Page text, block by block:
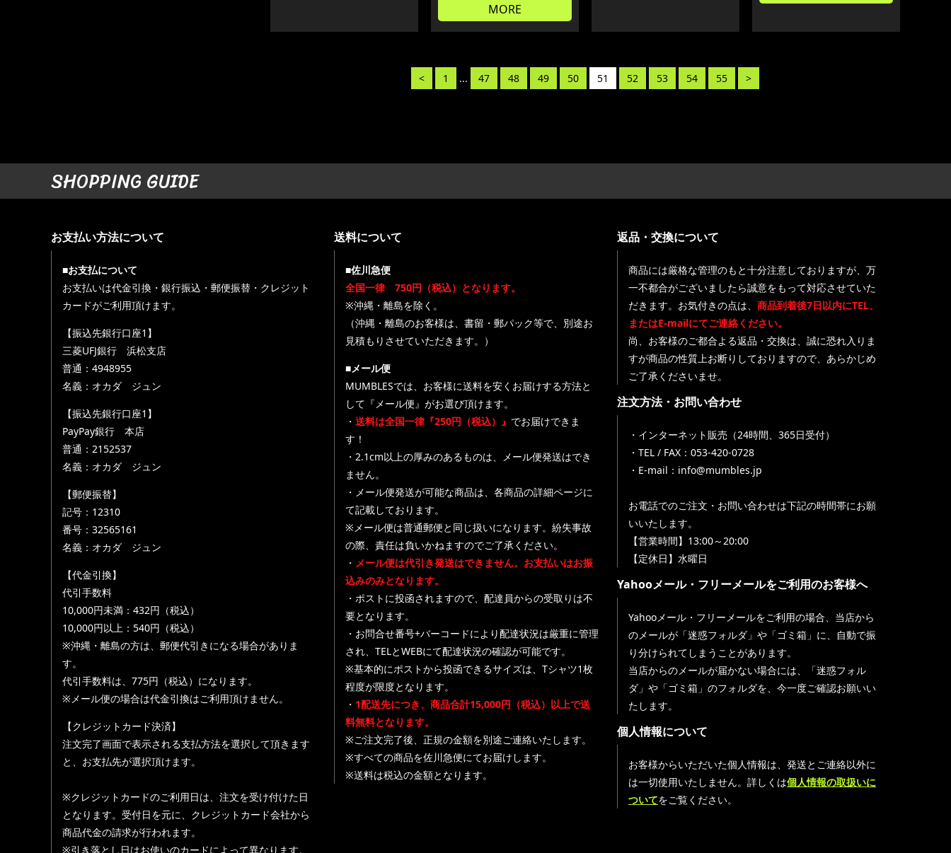
MORE
< 1 ... 47 48 49 50 51 52 53 54 55 >
SHOPPING GUIDE
お支払い方法について
■お支払について
お支払いは代金引換・銀行振込・郵便振替・クレジット
カードがご利用頂けます。
【振込先銀行口座1】
三菱UFJ銀行 浜松支店
普通：4948955
名義：オカダ ジュン
【振込先銀行口座1】
PayPay銀行 本店
普通：2152537
名義：オカダ ジュン
【郵便振替】
記号：12310
番号：32565161
名義：オカダ ジュン
【代金引換】
代引手数料
10,000円未満：432円（税込）
10,000円以上：540円（税込）
※沖縄・離島の方は、郵便代引きになる場合がありま
す。
代引手数料は、775円（税込）になります。
※メール便の場合は代金引換はご利用頂けません。
【クレジットカード決済】
注文完了画面で表示される支払方法を選択して頂きます
と、お支払先が選択頂けます。
※クレジットカードのご利用日は、注文を受け付けた日
となります。受付日を元に、クレジットカード会社から
商品代金の請求が行われます。
※引き落とし日はお使いのカードによって異なります。
送料について
■佐川急便
全国一律 750円（税込）となります。
※沖縄・離島を除く。
（沖縄・離島のお客様は、書留・郵パック等で、別途お
見積もりさせていただきます。）
■メール便
MUMBLESでは、お客様に送料を安くお届けする方法と
して『メール便』がお選び頂けます。
・ 送料は全国一律『250円（税込）』 でお届けできま
す！
・2.1cm以上の厚みのあるものは、メール便発送はでき
ません。
・メール便発送が可能な商品は、各商品の詳細ページに
て記載しております。
※メール便は普通郵便と同じ扱いになります。紛失事故
の際、責任は負いかねますのでご了承ください。
・ メール便は代引き発送はできません。お支払いはお振
込みのみとなります。
・ポストに投函されますので、配達員からの受取りは不
要となります。
・お問合せ番号+バーコードにより配達状況は厳重に管理
され、TELとWEBにて配達状況の確認が可能です。
※基本的にポストから投函できるサイズは、Tシャツ1枚
程度が限度となります。
・ 1配送先につき、商品合計15,000円（税込）以上で送
料無料となります。
※ご注文完了後、正規の金額を別途ご連絡いたします。
※すべての商品を佐川急便にてお届けします。
※送料は税込の金額となります。
返品・交換について
商品には厳格な管理のもと十分注意しておりますが、万
一不都合がございましたら誠意をもって対応させていた
だきます。お気付きの点は、 商品到着後7日以内にTEL、
またはE-mailにてご連絡ください。
尚、お客様のご都合よる返品・交換は、誠に恐れ入りま
すが商品の性質上お断りしておりますので、あらかじめ
ご了承くださいませ。
注文方法・お問い合わせ
・インターネット販売（24時間、365日受付）
・TEL / FAX：053-420-0728
・E-mail：info@mumbles.jp
お電話でのご注文・お問い合わせは下記の時間帯にお願
いいたします。
【営業時間】13:00～20:00
【定休日】水曜日
Yahooメール・フリーメールをご利用のお客様へ
Yahooメール・フリーメールをご利用の場合、当店から
のメールが「迷惑フォルダ」や「ゴミ箱」に、自動で振
り分けられてしまうことがあります。
当店からのメールが届かない場合には、「迷惑フォル
ダ」や「ゴミ箱」のフォルダを、今一度ご確認お願いい
たします。
個人情報について
お客様からいただいた個人情報は、発送とご連絡以外に
は一切使用いたしません。詳しくは個人情報の取扱いに
ついてをご覧ください。